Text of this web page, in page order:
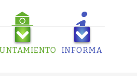
INFORMA